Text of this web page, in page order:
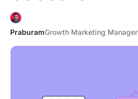
PraburamGrowth Marketing Manager